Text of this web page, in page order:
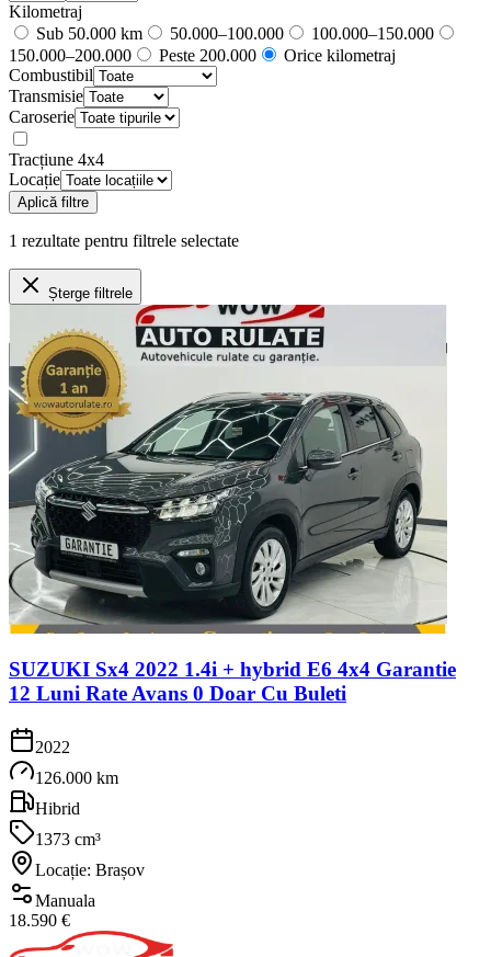
Kilometraj
Sub 50.000 km
50.000–100.000
100.000–150.000
150.000–200.000
Peste 200.000
Orice kilometraj
Combustibil
Transmisie
Caroserie
Tracțiune 4x4
Locație
Aplică filtre
1 rezultate pentru filtrele selectate
Șterge filtrele
SUZUKI Sx4 2022 1.4i + hybrid E6 4x4 Garantie
12 Luni Rate Avans 0 Doar Cu Buleti
2022
126.000 km
Hibrid
1373 cm³
Locație: Brașov
Manuala
18.590 €